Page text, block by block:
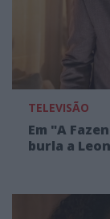
TELEVISÃO
Em "A
burla a